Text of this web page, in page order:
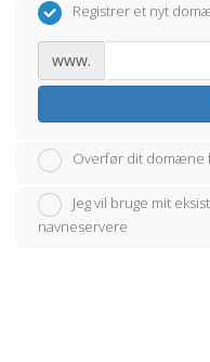
Registrer et nyt
www.
Overfør dit domæne
Jeg vil bruge mit
navneservere